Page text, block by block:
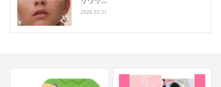
2026.03.21